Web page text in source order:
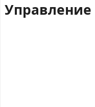
Управление